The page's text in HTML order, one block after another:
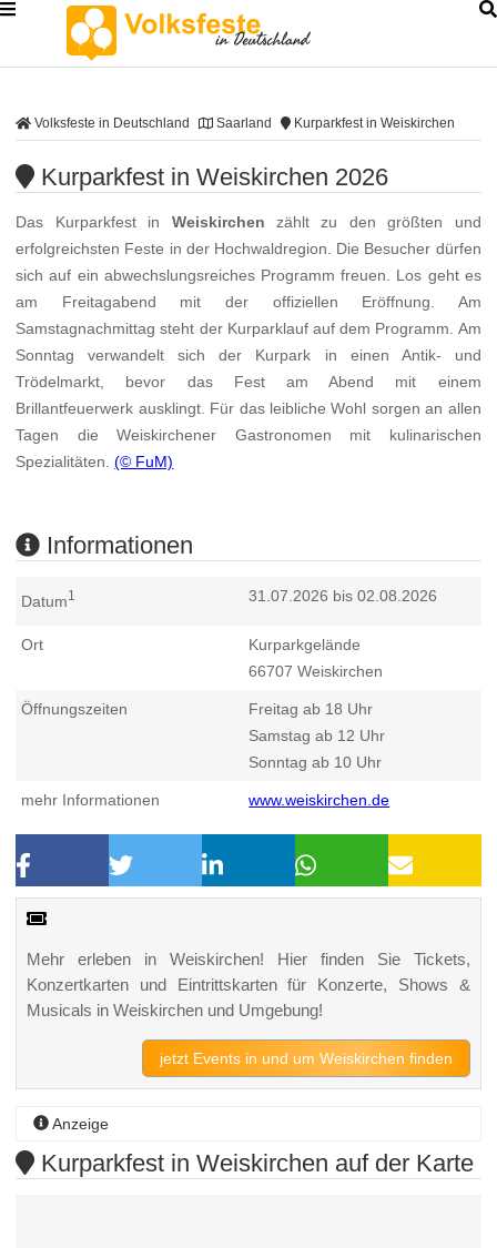
Volksfeste in Deutschland Saarland Kurparkfest in Weiskirchen
Kurparkfest in Weiskirchen 2026
Das Kurparkfest in Weiskirchen zählt zu den größten und
erfolgreichsten Feste in der Hochwaldregion. Die Besucher dürfen
sich auf ein abwechslungsreiches Programm freuen. Los geht es
am Freitagabend mit der offiziellen Eröffnung. Am
Samstagnachmittag steht der Kurparklauf auf dem Programm. Am
Sonntag verwandelt sich der Kurpark in einen Antik- und
Trödelmarkt, bevor das Fest am Abend mit einem
Brillantfeuerwerk ausklingt. Für das leibliche Wohl sorgen an allen
Tagen die Weiskirchener Gastronomen mit kulinarischen
Spezialitäten.(© FuM)
Informationen
Datum1 31.07.2026 bis 02.08.2026
Ort
Kurparkgelände
66707 Weiskirchen
Öffnungszeiten
Freitag ab 18 Uhr
Samstag ab 12 Uhr
Sonntag ab 10 Uhr
mehr Informationen www.weiskirchen.de
Mehr erleben in Weiskirchen! Hier finden Sie Tickets,
Konzertkarten und Eintrittskarten für Konzerte, Shows &
Musicals in Weiskirchen und Umgebung!
jetzt Events in und um Weiskirchen finden
Anzeige
Kurparkfest in Weiskirchen auf der Karte